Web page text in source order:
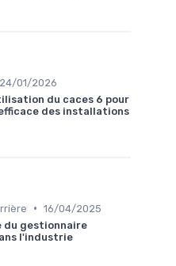
24/01/2026
du caces 6 pour
des installations
• 16/04/2025
du gestionnaire
l'industrie